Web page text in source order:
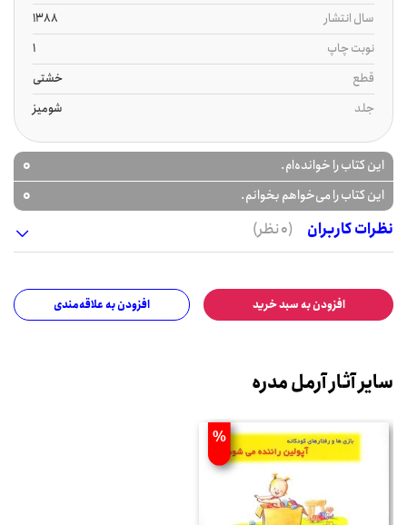
سال انتشار
1388
نوبت چاپ
1
قطع
خشتی
جلد
شومیز
این کتاب را خوانده‌ام. 0
این کتاب را می‌خواهم بخوانم.
0
نظرات کاربران
(0 نظر)
افزودن به سبد خرید افزودن به علاقه‌مندی
سایر آثار آرمل مدره
%